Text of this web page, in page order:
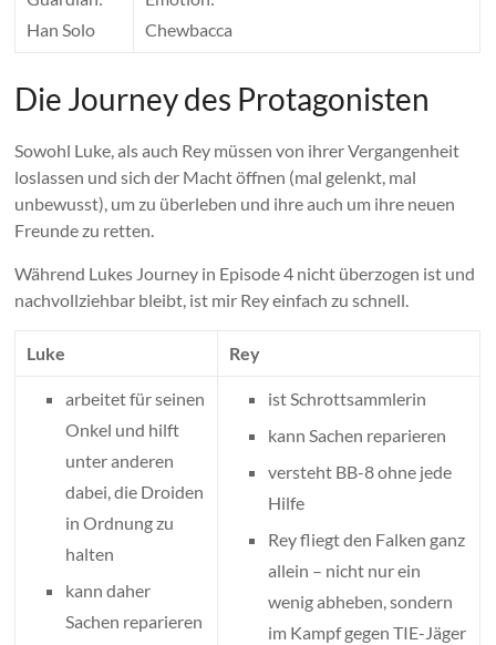
Han Solo
Chewbacca
Die Journey des Protagonisten
Sowohl Luke, als auch Rey müssen von ihrer Vergangenheit
loslassen und sich der Macht öffnen (mal gelenkt, mal
unbewusst), um zu überleben und ihre auch um ihre neuen
Freunde zu retten.
Während Lukes Journey in Episode 4 nicht überzogen ist und
nachvollziehbar bleibt, ist mir Rey einfach zu schnell.
Luke Rey
arbeitet für seinen
Onkel und hilft
unter anderen
dabei, die Droiden
in Ordnung zu
halten
kann daher
Sachen reparieren
ist Schrottsammlerin
kann Sachen reparieren
versteht BB-8 ohne jede
Hilfe
Rey fliegt den Falken ganz
allein – nicht nur ein
wenig abheben, sondern
im Kampf gegen TIE-Jäger